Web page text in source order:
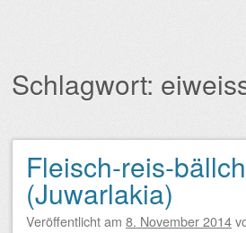
Schlagwort:
Beitragsnavigation
Fleisch-reis-
(Juwarlakia)
Veröffentlicht am 8. November 2014